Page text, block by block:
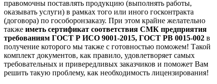
правомочны поставлять продукцию (выполнять работы,
оказывать услуги) в рамках того или иного госконтракта
(договора) по гособоронзаказу. При этом крайне желательно
также иметь сертификат соответствия СМК предприятия
требованиям ГОСТ Р ИСО 9001-2015, ГОСТ РВ 0015-002 в
получение которого мы также с готовностью поможем! Такой
комплект документов, как правило, удовлетворяет самых
требовательных и привередливых заказчиков и поможет Вам
решить такую проблему, как необходимость лицензирования!